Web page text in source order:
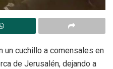
un cuchillo a comensales en
de Jerusalén, dejando a